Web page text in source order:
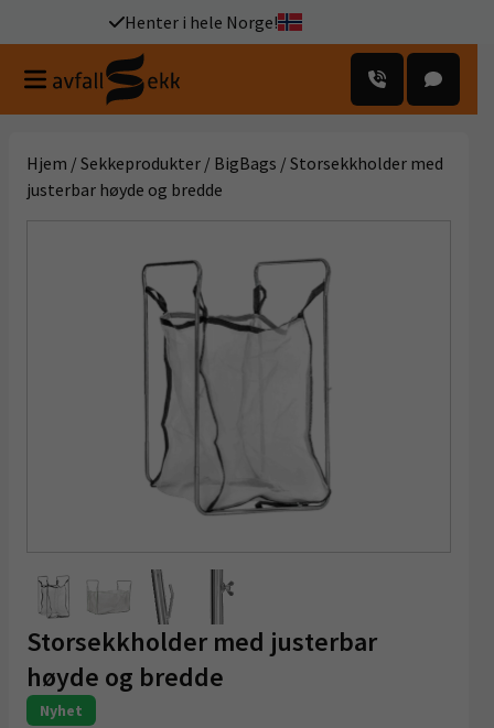
Henter i hele Norge!
Hjem / Sekkeprodukter / BigBags / Storsekkholder med
justerbar høyde og bredde
Storsekkholder med justerbar
høyde og bredde
Nyhet